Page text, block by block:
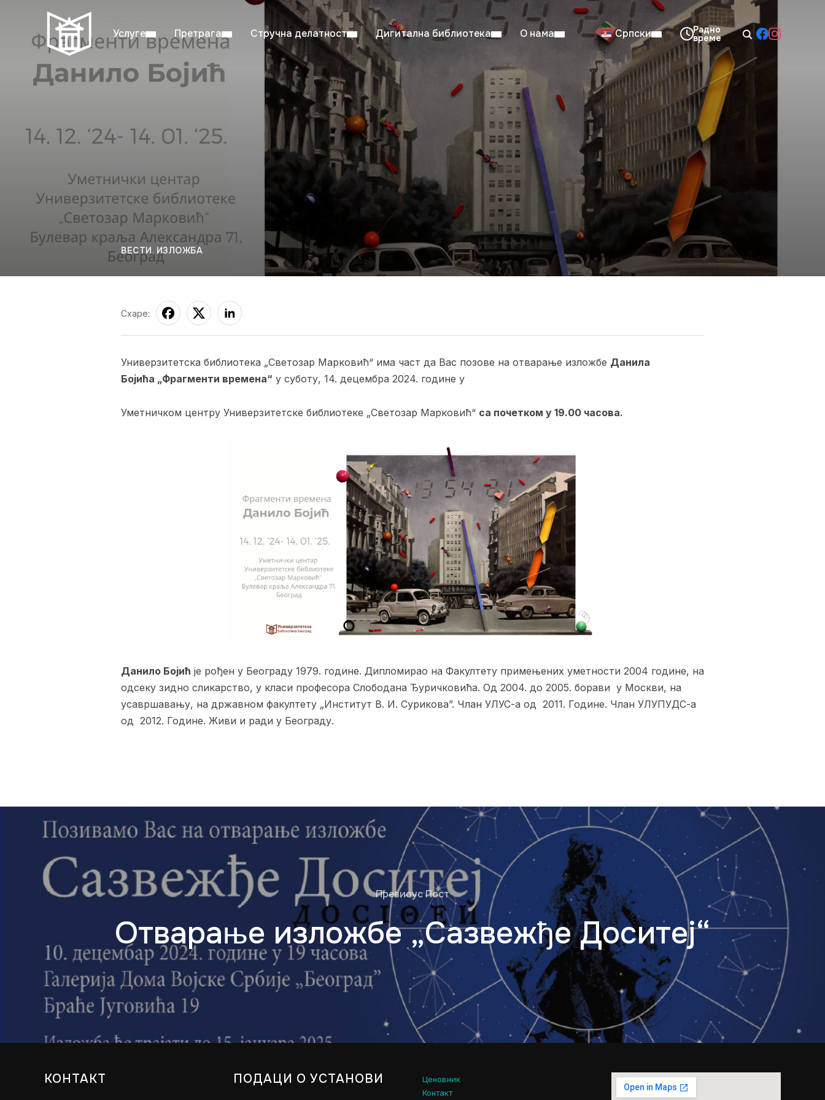
Услуге Претрага Стручна делатност Дигитална библиотека О нама Српски
ВЕСТИ, ИЗЛОЖБА
Схаре:
Универзитетска библиотека „Светозар Марковић“ има част да Вас позове на отварање изложбе Данила
Бојића „Фрагменти времена“ у суботу, 14. децембра 2024. године у
Уметничком центру Универзитетске библиотеке „Светозар Марковић“ са почетком у 19.00 часова.
Данило Бојић је рођен у Београду 1979. године. Дипломирао на Факултету примењених уметности 2004 године, на
одсеку зидно сликарство, у класи професора Слободана Ђуричковића. Од 2004. до 2005. борави у Москви, на
усавршавању, на државном факултету „Институт В. И. Сурикова”. Члан УЛУС-а од 2011. Године. Члан УЛУПУДС-а
од 2012. Године. Живи и ради у Београду.
Превиоус Пост
Oтварање изложбе „Сазвежђе Доситеј“
КОНТАКТ ПОДАЦИ О УСТАНОВИ
Ценовник
Контакт
Студентска читаоница: 08:00–23:00 Суб: 08:00–14:00 Нед: Затворено
Радно време од 06. јула до 29. августа